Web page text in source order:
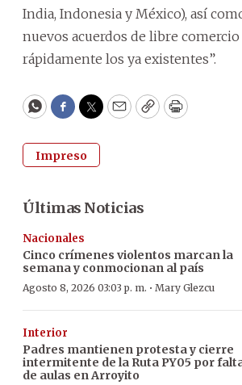
India, Indonesia y México), así
nuevos acuerdos de libre
rápidamente los ya existentes”.
WhatsApp
Facebook
Twitter
EmailCopyPrint
Impreso
Últimas Noticias
Nacionales
Cinco crímenes violentos marcan la
semana y conmocionan al país
Agosto 8, 2026 03:03 p. m. · Mary Glezcu
Interior
Padres mantienen protesta y cierre
intermitente de la Ruta PY05 por
de aulas en Arroyito